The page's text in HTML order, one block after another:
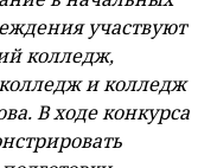
участвуют
колледж,
и колледж
В ходе конкурса